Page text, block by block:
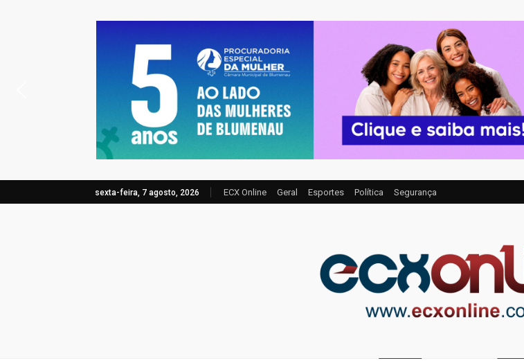
sexta-feira, 7 agosto, 2026 ECX Online Geral Esportes Política Segurança